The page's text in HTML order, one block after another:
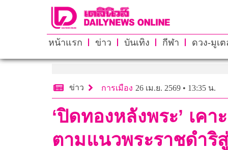
หน้าแรก ข่าว บันเทิง กีฬา ดวง-มูเต
ข่าว การเมือง 26 เม.ย. 2569 • 13:35 น.
‘ปิดทองหลังพระ’ เค
ตามแนวพระราชดำริ